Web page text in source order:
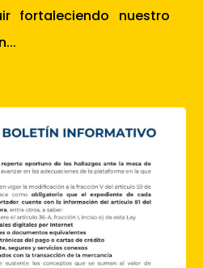
fortaleciendo nuestro